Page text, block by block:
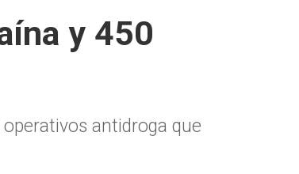
y 450
antidroga que